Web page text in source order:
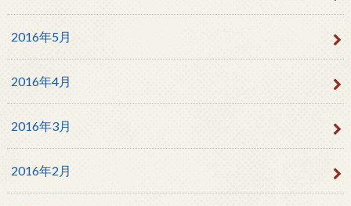
2016年5月
2016年4月
2016年3月
2016年2月